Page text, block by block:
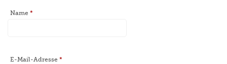
Name*
E-Mail-Adresse*